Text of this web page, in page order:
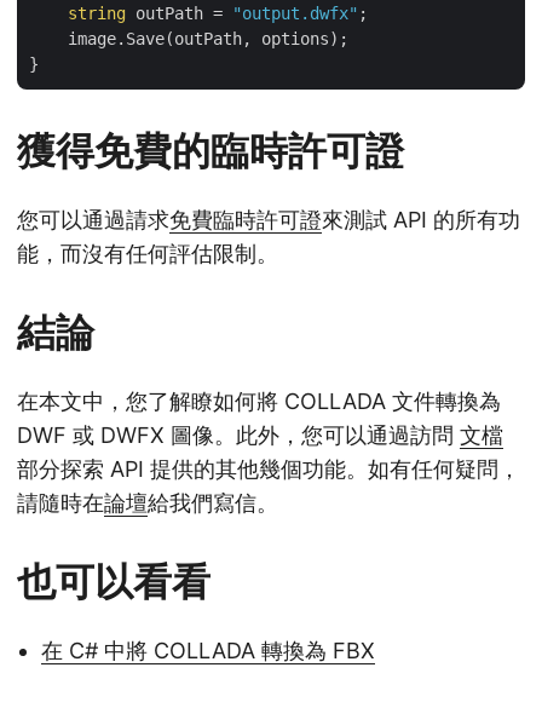
string outPath = "output.dwfx" ;
    image.Save(outPath, options);
獲得免費的臨時許可證
您可以通過請求免費臨時許可證來測試 API 的所有功
能，而沒有任何評估限制。
結論
在本文中，您了解瞭如何將 COLLADA 文件轉換為
DWF 或 DWFX 圖像。此外，您可以通過訪問 文檔
部分探索 API 提供的其他幾個功能。如有任何疑問，
請隨時在論壇給我們寫信。
也可以看看
在 C# 中將 COLLADA 轉換為 FBX